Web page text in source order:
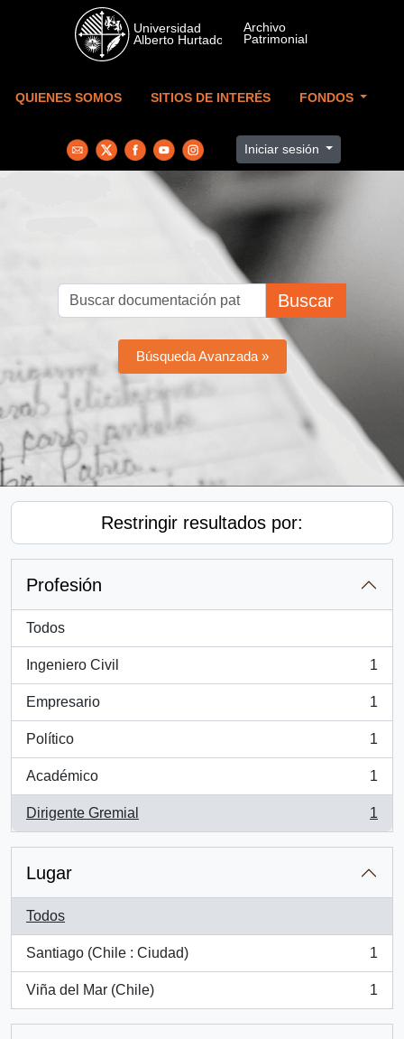
Skip to main content
QUIENES SOMOS SITIOS DE INTERÉS FONDOS
Iniciar sesión
Buscar
Búsqueda Avanzada »
Restringir resultados por:
Profesión
Todos
Ingeniero Civil
, 1 resultados
1
Empresario
, 1 resultados
1
Político
, 1 resultados
1
Académico
, 1 resultados
1
Dirigente Gremial
, 1 resultados
1
Lugar
Todos
Santiago (Chile : Ciudad)
, 1 resultados
1
Viña del Mar (Chile)
, 1 resultados
1